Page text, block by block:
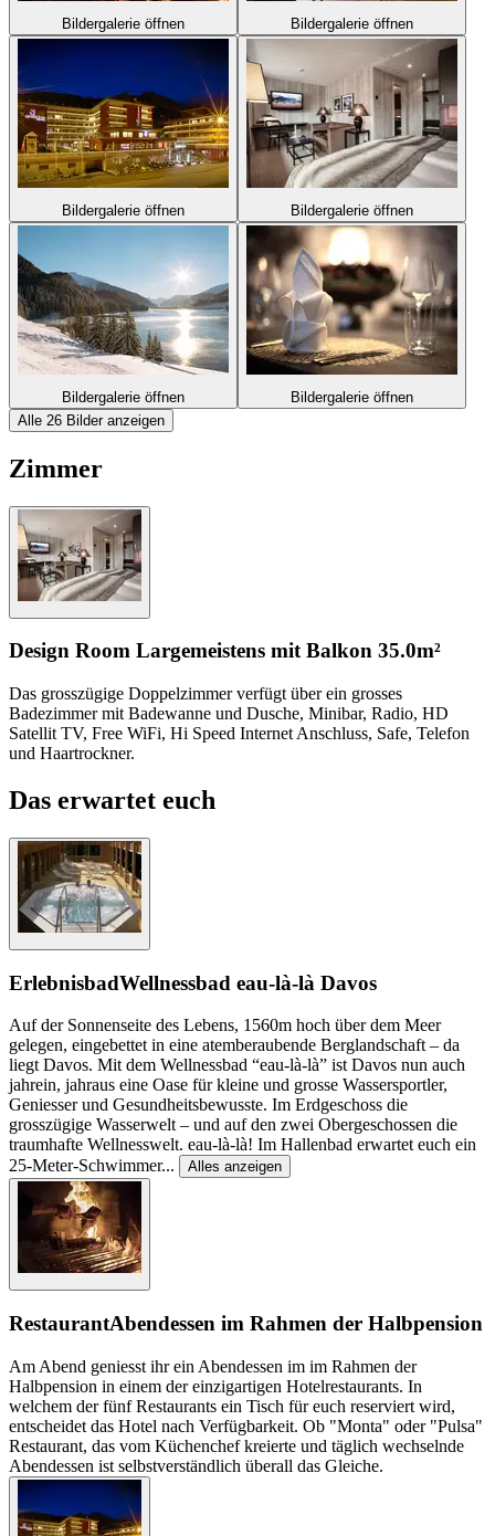
Bildergalerie öffnen Bildergalerie öffnen
Bildergalerie öffnen Bildergalerie öffnen
Bildergalerie öffnen
Bildergalerie öffnen
Alle 26 Bilder anzeigen
Zimmer
Design Room Largemeistens mit Balkon 35.0m²
Das grosszügige Doppelzimmer verfügt über ein grosses
Badezimmer mit Badewanne und Dusche, Minibar, Radio, HD
Satellit TV, Free WiFi, Hi Speed Internet Anschluss, Safe, Telefon
und Haartrockner.
Das erwartet euch
ErlebnisbadWellnessbad eau-là-là Davos
Auf der Sonnenseite des Lebens, 1560m hoch über dem Meer
gelegen, eingebettet in eine atemberaubende Berglandschaft – da
liegt Davos. Mit dem Wellnessbad “eau-là-là” ist Davos nun auch
jahrein, jahraus eine Oase für kleine und grosse Wassersportler,
Geniesser und Gesundheitsbewusste. Im Erdgeschoss die
grosszügige Wasserwelt – und auf den zwei Obergeschossen die
traumhafte Wellnesswelt. eau-là-là! Im Hallenbad erwartet euch ein
25-Meter-Schwimmer... Alles anzeigen
RestaurantAbendessen im Rahmen der Halbpension
Am Abend geniesst ihr ein Abendessen im im Rahmen der
Halbpension in einem der einzigartigen Hotelrestaurants. In
welchem der fünf Restaurants ein Tisch für euch reserviert wird,
entscheidet das Hotel nach Verfügbarkeit. Ob "Monta" oder "Pulsa"
Restaurant, das vom Küchenchef kreierte und täglich wechselnde
Abendessen ist selbstverständlich überall das Gleiche.